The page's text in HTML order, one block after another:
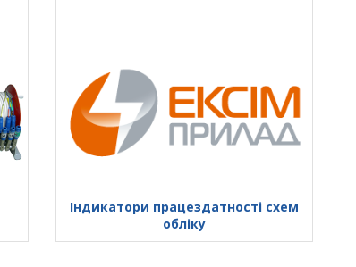
Індикатори працездатності схем
обліку